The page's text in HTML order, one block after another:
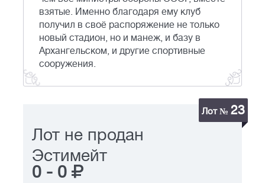
взятые. Именно благодаря ему клуб
получил в своё распоряжение не только
новый стадион, но и манеж, и базу в
Архангельском, и другие спортивные
сооружения.
Лот № 23
Лот не продан
Эстимейт
0 - 0